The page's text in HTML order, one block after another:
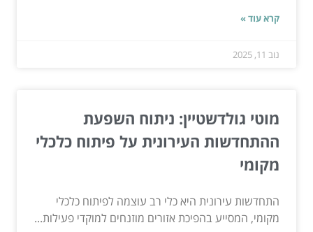
קרא עוד »
נוב 11, 2025
מוטי גולדשטיין: ניתוח השפעת
ההתחדשות העירונית על פיתוח כלכלי
מקומי
התחדשות עירונית היא כלי רב עוצמה לפיתוח כלכלי
מקומי, המסייע בהפיכת אזורים מוזנחים למוקדי פעילות...